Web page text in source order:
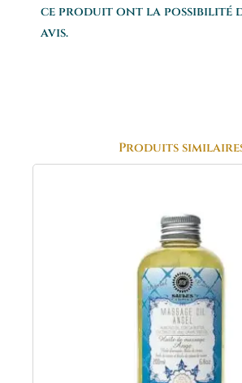
ce produit ont la possibilité
avis.
Produits